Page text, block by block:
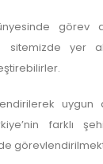
görev
sitemizde yer
farklı